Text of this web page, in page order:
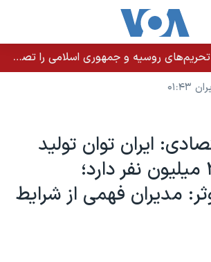
سنای آمریکا افزایش تحریم‌های روسیه و جمهوری اسلامی را تصویب کرد؛ زلنسکی از این اقدام تشکر کرد
ایران توان تولید
غذا برای ۳۰۰ میلیون نفر دارد؛
مدیران فهمی از شرایط